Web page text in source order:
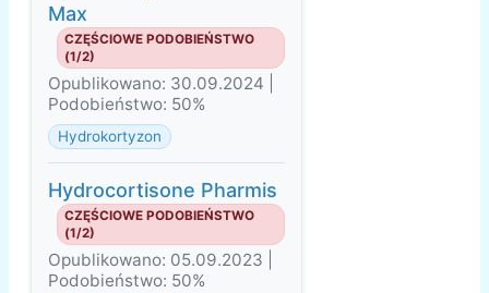
Max
CZĘŚCIOWE PODOBIEŃSTWO
(1/2)
Opublikowano: 30.09.2024 |
Podobieństwo: 50%
Hydrokortyzon
Hydrocortisone Pharmis
CZĘŚCIOWE PODOBIEŃSTWO
(1/2)
Opublikowano: 05.09.2023 |
Podobieństwo: 50%